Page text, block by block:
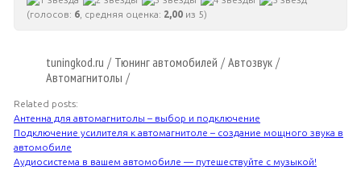
(голосов: 6 , средняя оценка: 2,00 из 5)
tuningkod.ru / Тюнинг автомобилей / Автозвук /
Автомагнитолы /
Related posts:
Антенна для автомагнитолы – выбор и подключение
Подключение усилителя к автомагнитоле – создание мощного звука в
автомобиле
Аудиосистема в вашем автомобиле — путешествуйте с музыкой!